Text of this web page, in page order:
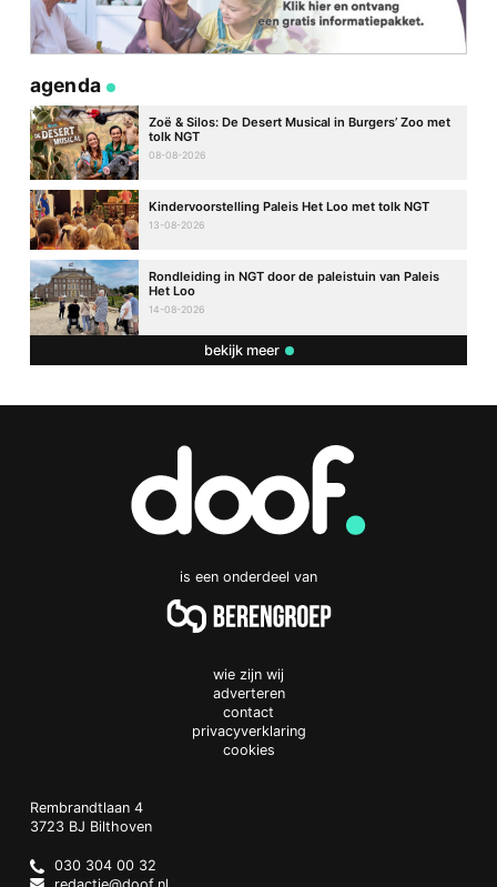
agenda
Zoë & Silos: De Desert Musical in Burgers’ Zoo met
tolk NGT
08-08-2026
Kindervoorstelling Paleis Het Loo met tolk NGT
13-08-2026
Rondleiding in NGT door de paleistuin van Paleis
Het Loo
14-08-2026
bekijk meer
is een onderdeel van
wie zijn wij
adverteren
contact
privacyverklaring
cookies
Doof.nl
work
Rembrandtlaan 4
3723 BJ Bilthoven
Netherlands
030 304 00 32